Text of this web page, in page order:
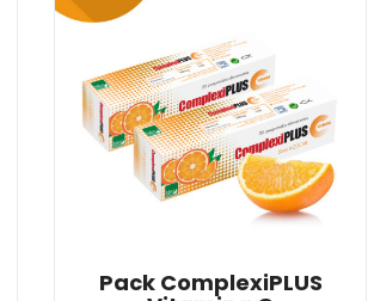
Pack ComplexiPLUS